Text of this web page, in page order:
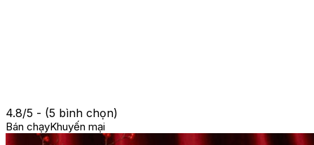
4.8/5 - (5 bình chọn)
Bán chạyKhuyến mại